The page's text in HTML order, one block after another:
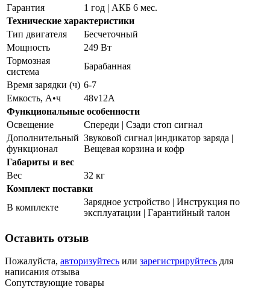
Гарантия
1 год | АКБ 6 мес.
Технические характеристики
Тип двигателя
Бесчеточный
Мощность
249 Вт
Тормозная
система
Барабанная
Время зарядки (ч) 6-7
Емкость, А•ч
48v12A
Функциональные особенности
Освещение
Спереди | Сзади стоп сигнал
Дополнительный
функционал
Звуковой сигнал |индикатор заряда |
Вещевая корзина и кофр
Габариты и вес
Вес
32 кг
Комплект поставки
В комплекте
Зарядное устройство | Инструкция по
эксплуатации | Гарантийный талон
Оставить отзыв
Пожалуйста, авторизуйтесь или зарегистрируйтесь для
написания отзыва
Сопутствующие товары